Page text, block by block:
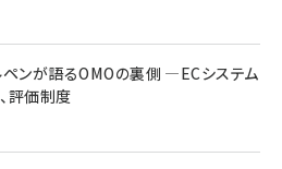
ンが語るOMOの裏側 ―ECシステム
評価制度